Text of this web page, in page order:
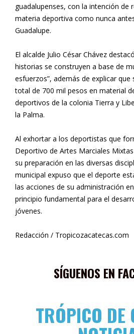
guadalupenses, con la intención de
materia deportiva como nunca
Guadalupe.
El alcalde Julio César Chávez
historias se construyen a base de
esfuerzos”, además de explicar que
total de 700 mil pesos en material
deportivos de la colonia Tierra y
la Palma.
Al exhortar a los deportistas que
Deportivo de Artes Marciales
su preparación en las diversas
municipal expuso que el deporte
las acciones de su administración
principio fundamental para el
jóvenes.
Redacción / Tropicozacatecas.com
SÍGUENOS EN
TRÓPICO DE